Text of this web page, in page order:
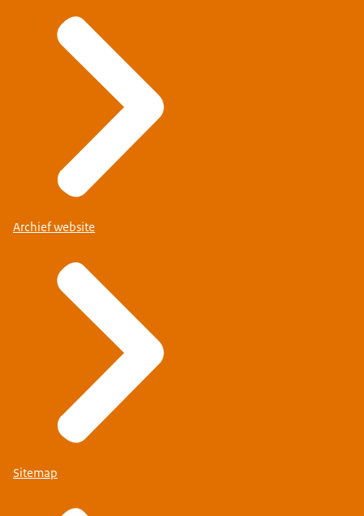
Archief website
Sitemap